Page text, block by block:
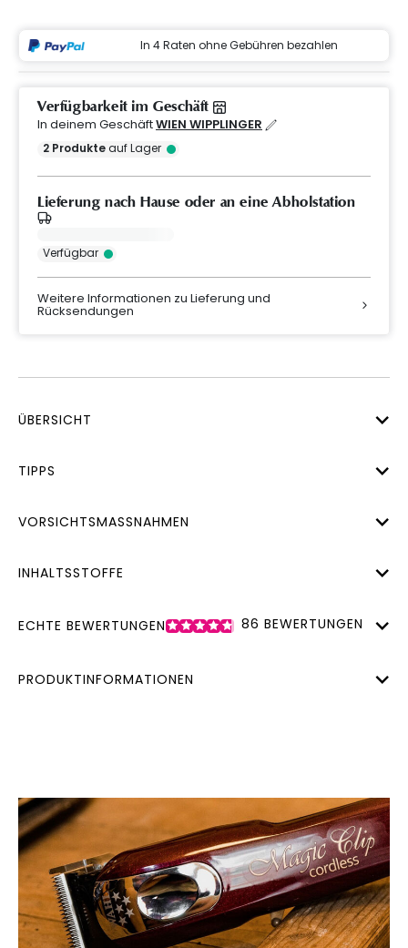
In 4 Raten ohne Gebühren bezahlen
Verfügbarkeit im Geschäft
In deinem GeschäftWIEN WIPPLINGER
2 Produkteauf Lager
Lieferung nach Hause oder an eine Abholstation
Verfügbar
Weitere Informationen zu Lieferung und
Rücksendungen
ÜBERSICHT
TIPPS
VORSICHTSMASSNAHMEN
INHALTSSTOFFE
ECHTE BEWERTUNGEN 86 BEWERTUNGEN
PRODUKTINFORMATIONEN